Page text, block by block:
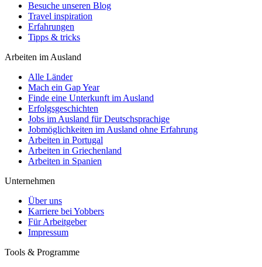
Besuche unseren Blog
Travel inspiration
Erfahrungen
Tipps & tricks
Arbeiten im Ausland
Alle Länder
Mach ein Gap Year
Finde eine Unterkunft im Ausland
Erfolgsgeschichten
Jobs im Ausland für Deutschsprachige
Jobmöglichkeiten im Ausland ohne Erfahrung
Arbeiten in Portugal
Arbeiten in Griechenland
Arbeiten in Spanien
Unternehmen
Über uns
Karriere bei Yobbers
Für Arbeitgeber
Impressum
Tools & Programme